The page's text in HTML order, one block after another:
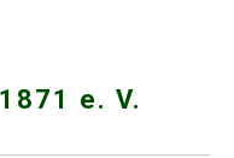
e. V.